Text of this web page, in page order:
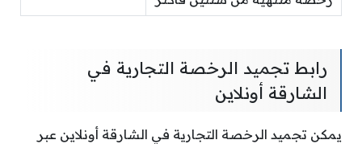
رابط تجميد الرخصة التجارية في
الشارقة أونلاين
يمكن تجميد الرخصة التجارية في الشارقة أونلاين عبر